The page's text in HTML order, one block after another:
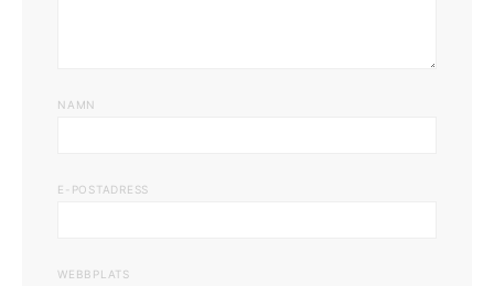
NAMN
E-POSTADRESS
WEBBPLATS